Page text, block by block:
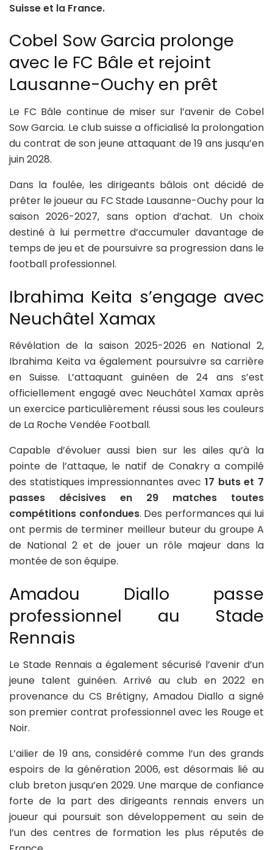
Suisse et la France.
Cobel Sow Garcia prolonge
avec le FC Bâle et rejoint
Lausanne-Ouchy en prêt
Le FC Bâle continue de miser sur l’avenir de Cobel
Sow Garcia. Le club suisse a officialisé la prolongation
du contrat de son jeune attaquant de 19 ans jusqu’en
juin 2028.
Dans la foulée, les dirigeants bâlois ont décidé de
prêter le joueur au FC Stade Lausanne-Ouchy pour la
saison 2026-2027, sans option d’achat. Un choix
destiné à lui permettre d’accumuler davantage de
temps de jeu et de poursuivre sa progression dans le
football professionnel.
Ibrahima Keita s’engage avec
Neuchâtel Xamax
Révélation de la saison 2025-2026 en National 2,
Ibrahima Keita va également poursuivre sa carrière
en Suisse. L’attaquant guinéen de 24 ans s’est
officiellement engagé avec Neuchâtel Xamax après
un exercice particulièrement réussi sous les couleurs
de La Roche Vendée Football.
Capable d’évoluer aussi bien sur les ailes qu’à la
pointe de l’attaque, le natif de Conakry a compilé
des statistiques impressionnantes avec 17 buts et 7
passes décisives en 29 matches toutes
compétitions confondues. Des performances qui lui
ont permis de terminer meilleur buteur du groupe A
de National 2 et de jouer un rôle majeur dans la
montée de son équipe.
Amadou Diallo passe
professionnel au Stade
Rennais
Le Stade Rennais a également sécurisé l’avenir d’un
jeune talent guinéen. Arrivé au club en 2022 en
provenance du CS Brétigny, Amadou Diallo a signé
son premier contrat professionnel avec les Rouge et
Noir.
L’ailier de 19 ans, considéré comme l’un des grands
espoirs de la génération 2006, est désormais lié au
club breton jusqu’en 2029. Une marque de confiance
forte de la part des dirigeants rennais envers un
joueur qui poursuit son développement au sein de
l’un des centres de formation les plus réputés de